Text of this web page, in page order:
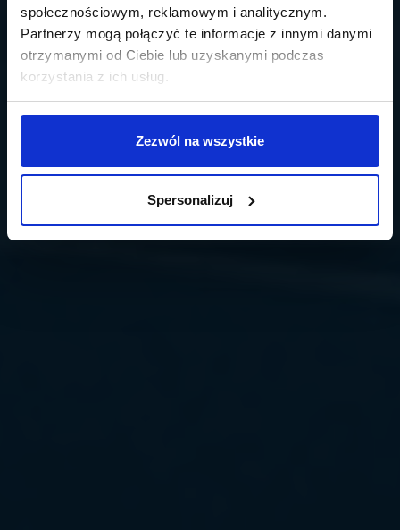
społecznościowym, reklamowym i analitycznym.
Partnerzy mogą połączyć te informacje z innymi danymi
otrzymanymi od Ciebie lub uzyskanymi podczas
korzystania z ich usług.
Zezwól na wszystkie
Spersonalizuj